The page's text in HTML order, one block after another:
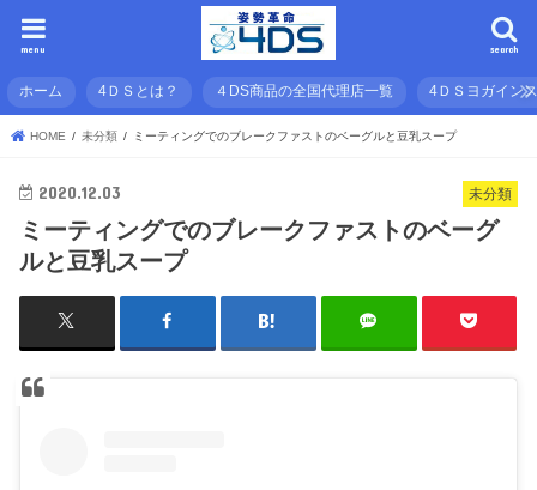
search
menu
ホーム 4ＤＳとは？ ４DS商品の全国代理店一覧 4ＤＳヨガイン
HOME 未分類 ミーティングでのブレークファストのベーグルと豆乳スープ
未分類
2020.12.03
ミーティングでのブレークファストのベーグ
ルと豆乳スープ